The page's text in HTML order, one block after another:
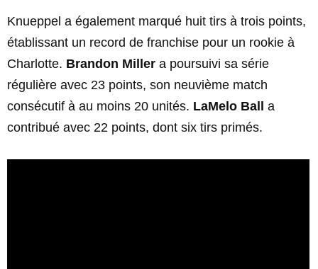
Knueppel a également marqué huit tirs à trois points,
établissant un record de franchise pour un rookie à
Charlotte. Brandon Miller a poursuivi sa série
régulière avec 23 points, son neuvième match
consécutif à au moins 20 unités. LaMelo Ball
a
contribué avec 22 points, dont six tirs primés.